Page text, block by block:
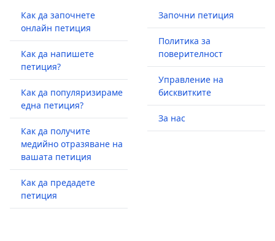
Как да започнете
онлайн петиция
Как да напишете
петиция?
Как да популяризираме
една петиция?
Как да получите
медийно отразяване на
вашата петиция
Как да предадете
петиция
Започни петиция
Политика за
поверителност
Управление на
бисквитките
За нас